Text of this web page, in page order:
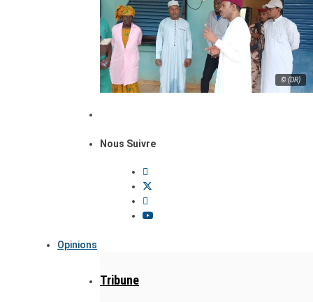
© (DR)
Nous Suivre
Opinions
Tribune